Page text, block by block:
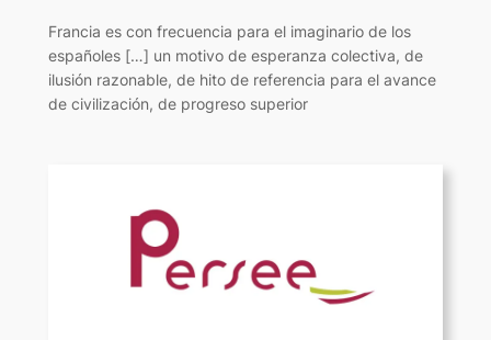
Francia es con frecuencia para el imaginario de los
españoles […] un motivo de esperanza colectiva, de
ilusión razonable, de hito de referencia para el avance
de civilización, de progreso superior